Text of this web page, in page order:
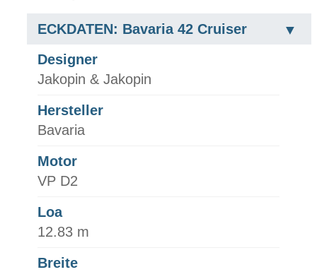
ECKDATEN: Bavaria 42 Cruiser
Designer
Jakopin & Jakopin
Hersteller
Bavaria
Motor
VP D2
Loa
12.83 m
Breite